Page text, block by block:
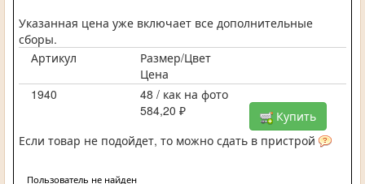
Указанная цена уже включает все дополнительные
сборы.
Артикул
Размер/Цвет
Цена
1940
48 / как на фото
584,20 ₽
Купить
Если товар не подойдет, то можно сдать в пристрой
Пользователь не найден